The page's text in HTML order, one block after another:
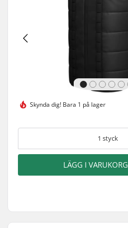
Skynda dig! Bara 1 på lager
1 styck
LÄGG I VARUKORG